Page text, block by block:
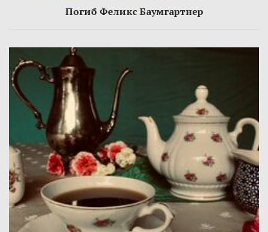
Погиб Феликс Баумгартнер